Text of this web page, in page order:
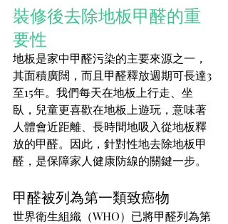
裝修後去除地板甲醛的重
要性
地板是家中甲醛污染的主要來源之一，
其面積廣闊，而且甲醛釋放週期可長達3
至15年。我們每天在地板上行走、坐
臥，兒童更喜歡在地板上遊玩，意味著
人體會近距離、長時間地吸入從地板釋
放的甲醛。因此，針對性地去除地板甲
醛，是保障家人健康防線的關鍵一步。
甲醛被列為第一類致癌物
世界衛生組織（WHO）已將甲醛列為第